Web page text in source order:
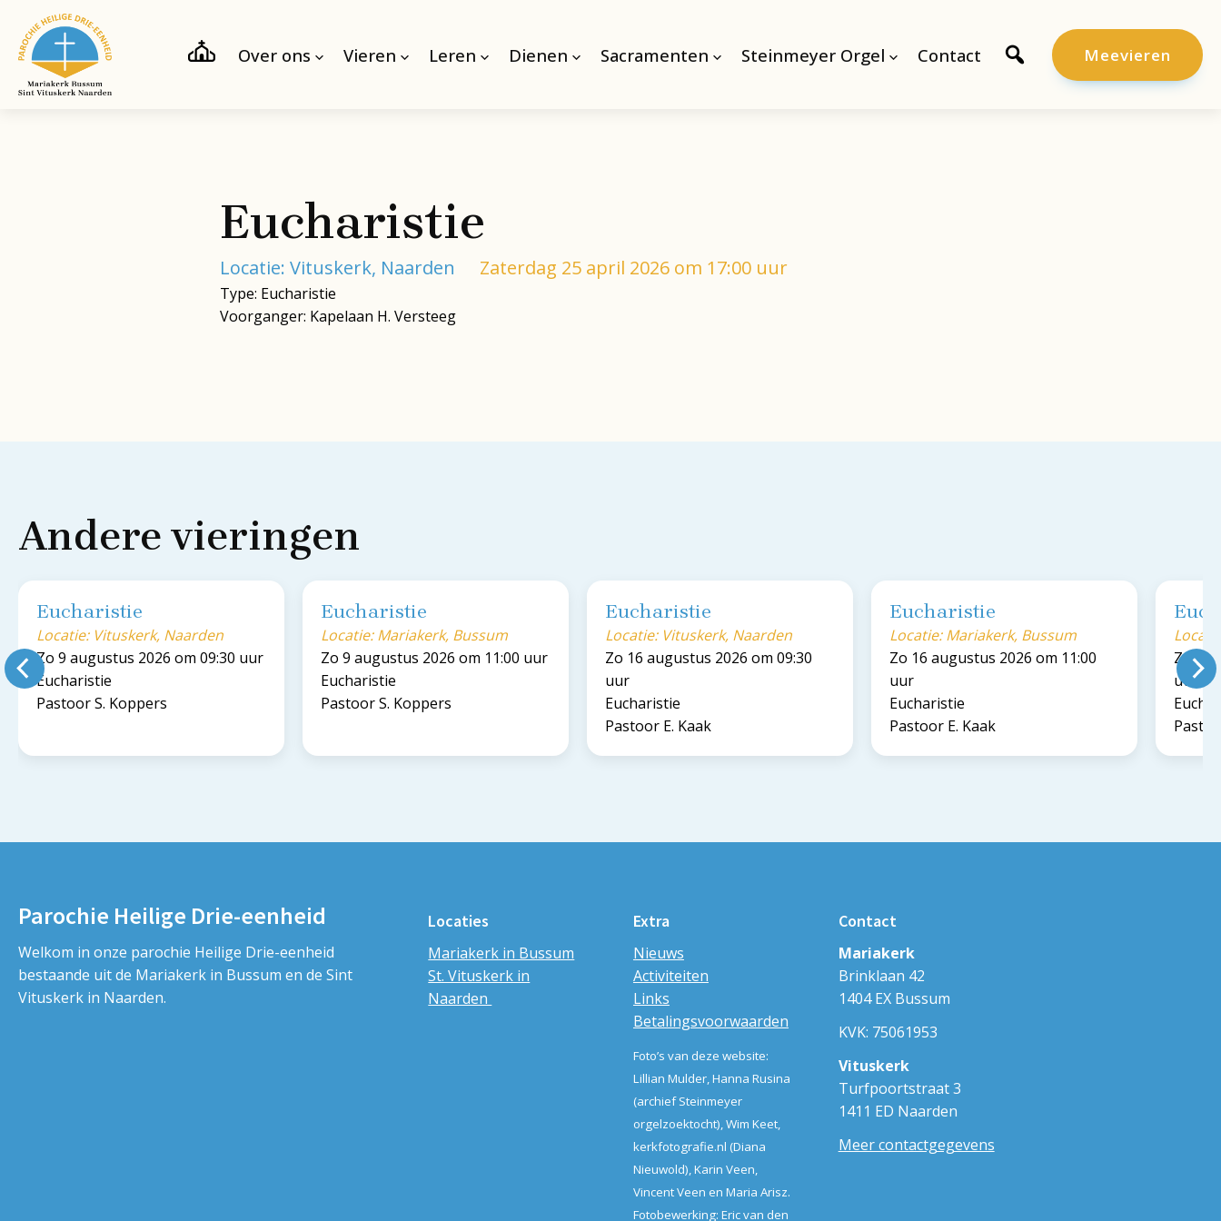
Over ons Vieren Leren Dienen Sacramenten Steinmeyer Orgel Contact Meevieren
Eucharistie
Locatie: Vituskerk, Naarden Zaterdag 25 april 2026 om 17:00 uur
Type: Eucharistie
Voorganger: Kapelaan H. Versteeg
Andere vieringen
Eucharistie
Locatie: Vituskerk, Naarden
Zo 9 augustus 2026 om 09:30 uur
Eucharistie
Pastoor S. Koppers
Eucharistie
Locatie: Mariakerk, Bussum
Zo 9 augustus 2026 om 11:00 uur
Eucharistie
Pastoor S. Koppers
Eucharistie
Locatie: Vituskerk, Naarden
Zo 16 augustus 2026 om 09:30
uur
Eucharistie
Pastoor E. Kaak
Eucharistie
Locatie: Mariakerk, Bussum
Zo 16 augustus 2026 om 11:00
uur
Eucharistie
Pastoor E. Kaak
Zo 23
uur
Parochie Heilige Drie-eenheid
Welkom in onze parochie Heilige Drie-eenheid
bestaande uit de Mariakerk in Bussum en de Sint
Vituskerk in Naarden.
Locaties
Mariakerk in Bussum
St. Vituskerk in
Naarden
Extra
Nieuws
Activiteiten
Links
Betalingsvoorwaarden
Foto’s van deze website:
Lillian Mulder, Hanna Rusina
(archief Steinmeyer
orgelzoektocht), Wim Keet,
kerkfotografie.nl (Diana
Nieuwold), Karin Veen,
Vincent Veen en Maria Arisz.
Fotobewerking: Eric van den
Contact
Mariakerk
Brinklaan 42
1404 EX Bussum
KVK: 75061953
Vituskerk
Turfpoortstraat 3
1411 ED Naarden
Meer contactgegevens